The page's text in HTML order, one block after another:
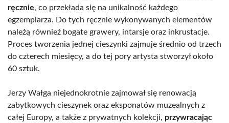
ręcznie, co przekłada się na unikalność każdego
egzemplarza. Do tych ręcznie wykonywanych elementów
należą również bogate grawery, intarsje oraz inkrustacje.
Proces tworzenia jednej cieszynki zajmuje średnio od trzech
do czterech miesięcy, a do tej pory artysta stworzył około
60 sztuk.
Jerzy Wałga niejednokrotnie zajmował się renowacją
zabytkowych cieszynek oraz eksponatów muzealnych z
całej Europy, a także z prywatnych kolekcji, przywracając